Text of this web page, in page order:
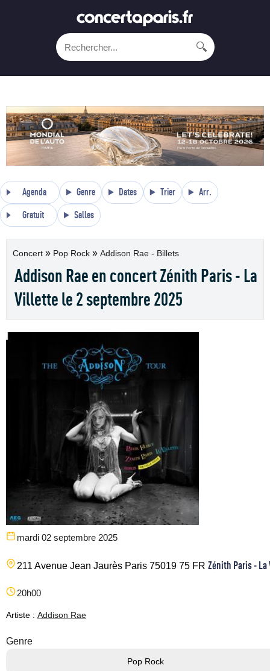
🔍
Agenda Genre Dates Trier Arr.
Gratuit Salles
Concert » Pop Rock » Addison Rae - Billets
Addison Rae en concert Zénith Paris - La
Villette le 2 septembre 2025
mardi 02 septembre 2025
211 Avenue Jean Jaurès Paris 75019 75 FR Zénith Paris -
20h00
Artiste : Addison Rae
Genre
Pop Rock